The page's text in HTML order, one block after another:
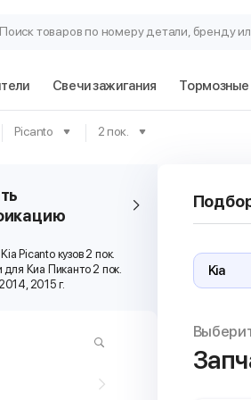
Поиск товаров по номеру детали, бренду
Свечи зажигания Тормозные
Picanto 2 пок.
Picanto кузов 2 пок.
для Киа Пиканто 2 пок.
2015 г.